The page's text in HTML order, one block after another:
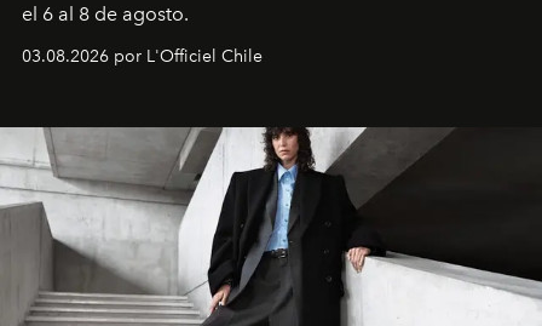
el 6 al 8 de agosto.
03.08.2026 por L'Officiel Chile